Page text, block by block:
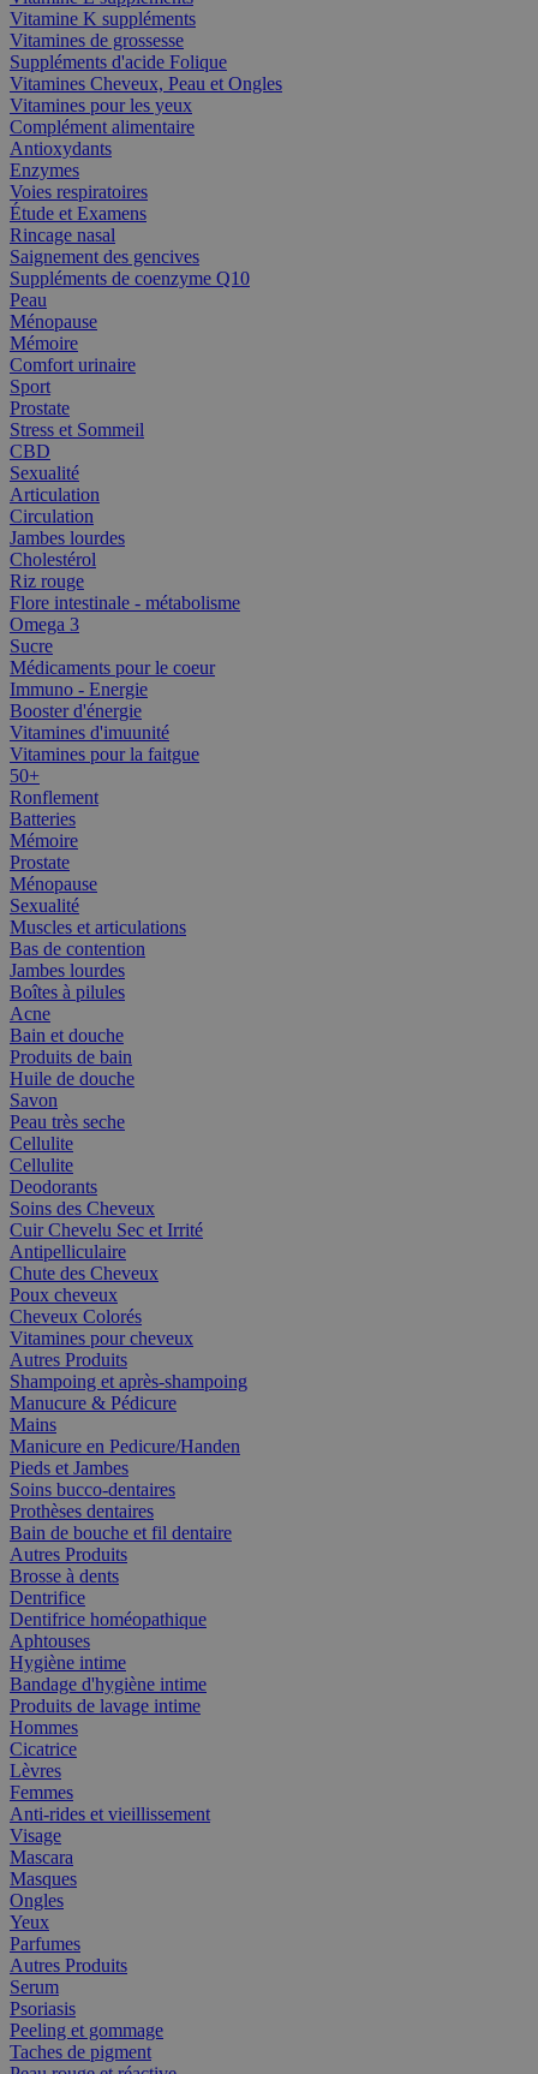
Vitamine K suppléments
Vitamines de grossesse
Suppléments d'acide Folique
Vitamines Cheveux, Peau et Ongles
Vitamines pour les yeux
Complément alimentaire
Antioxydants
Enzymes
Voies respiratoires
Étude et Examens
Rincage nasal
Saignement des gencives
Suppléments de coenzyme Q10
Peau
Ménopause
Mémoire
Comfort urinaire
Sport
Prostate
Stress et Sommeil
CBD
Sexualité
Articulation
Circulation
Jambes lourdes
Cholestérol
Riz rouge
Flore intestinale - métabolisme
Omega 3
Sucre
Médicaments pour le coeur
Immuno - Energie
Booster d'énergie
Vitamines d'imuunité
Vitamines pour la faitgue
50+
Ronflement
Batteries
Mémoire
Prostate
Ménopause
Sexualité
Muscles et articulations
Bas de contention
Jambes lourdes
Boîtes à pilules
Acne
Bain et douche
Produits de bain
Huile de douche
Savon
Peau très seche
Cellulite
Cellulite
Deodorants
Soins des Cheveux
Cuir Chevelu Sec et Irrité
Antipelliculaire
Chute des Cheveux
Poux cheveux
Cheveux Colorés
Vitamines pour cheveux
Autres Produits
Shampoing et après-shampoing
Manucure & Pédicure
Mains
Manicure en Pedicure/Handen
Pieds et Jambes
Soins bucco-dentaires
Prothèses dentaires
Bain de bouche et fil dentaire
Autres Produits
Brosse à dents
Dentrifice
Dentifrice homéopathique
Aphtouses
Hygiène intime
Bandage d'hygiène intime
Produits de lavage intime
Hommes
Cicatrice
Lèvres
Femmes
Anti-rides et vieillissement
Visage
Mascara
Masques
Ongles
Yeux
Parfumes
Autres Produits
Serum
Psoriasis
Peeling et gommage
Taches de pigment